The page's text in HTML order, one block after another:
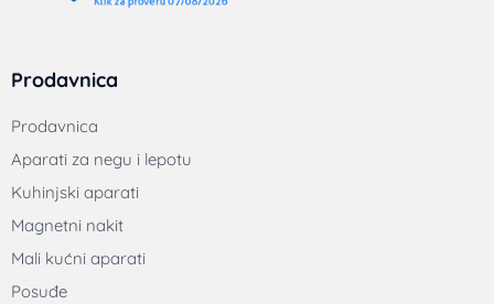
Prodavnica
Prodavnica
Aparati za negu i lepotu
Kuhinjski aparati
Magnetni nakit
Mali kućni aparati
Posuđe